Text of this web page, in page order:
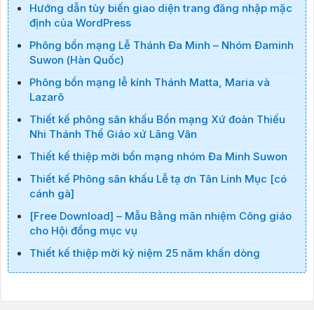
Hướng dẫn tùy biến giao diện trang đăng nhập mặc
định của WordPress
Phông bổn mạng Lễ Thánh Đa Minh – Nhóm Đaminh
Suwon (Hàn Quốc)
Phông bổn mạng lễ kính Thánh Matta, Maria và
Lazarô
Thiết kế phông sân khấu Bổn mạng Xứ đoàn Thiếu
Nhi Thánh Thể Giáo xứ Lãng Vân
Thiết kế thiệp mời bổn mạng nhóm Đa Minh Suwon
Thiết kế Phông sân khấu Lễ tạ ơn Tân Linh Mục [có
cánh gà]
[Free Download] – Mẫu Bằng mãn nhiệm Công giáo
cho Hội đồng mục vụ
Thiết kế thiệp mời kỷ niệm 25 năm khấn dòng